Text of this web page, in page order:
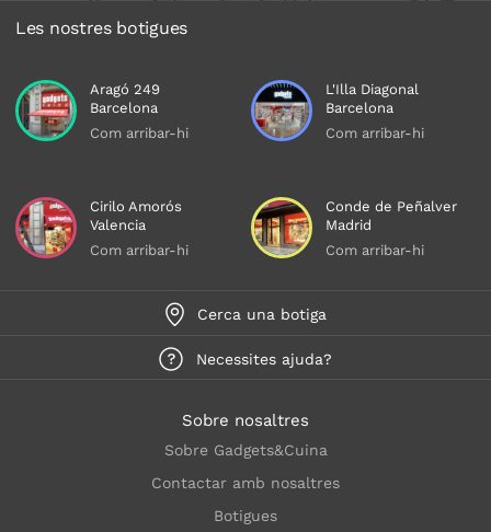
Les nostres botigues
Aragó 249
Barcelona
Com arribar-hi
L'Illa Diagonal
Barcelona
Com arribar-hi
Cirilo Amorós
Valencia
Com arribar-hi
Conde de Peñalver
Madrid
Com arribar-hi
Cerca una botiga
Necessites ajuda?
Sobre nosaltres
Sobre Gadgets&Cuina
Contactar amb nosaltres
Botigues